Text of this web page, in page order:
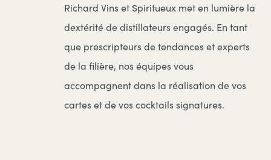
Richard Vins et Spiritueux met en lumière la
dextérité de distillateurs engagés. En tant
que prescripteurs de tendances et experts
de la filière, nos équipes vous
accompagnent dans la réalisation de vos
cartes et de vos cocktails signatures.